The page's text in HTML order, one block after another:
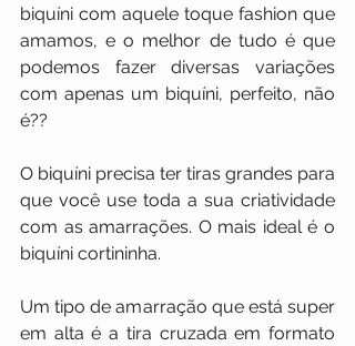
biquíni com aquele toque fashion que
amamos, e o melhor de tudo é que
podemos fazer diversas variações
com apenas um biquíni, perfeito, não
é??
O biquíni precisa ter tiras grandes para
que você use toda a sua criatividade
com as amarrações. O mais ideal é o
biquíni cortininha.
Um tipo de amarração que está super
em alta é a tira cruzada em formato